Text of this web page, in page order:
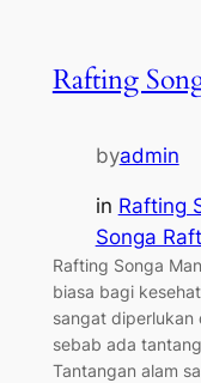
Rafting
byadmin
in Rafting
Songa
Rafting Songa
biasa bagi
sangat diperlukan
sebab ada
Tantangan alam